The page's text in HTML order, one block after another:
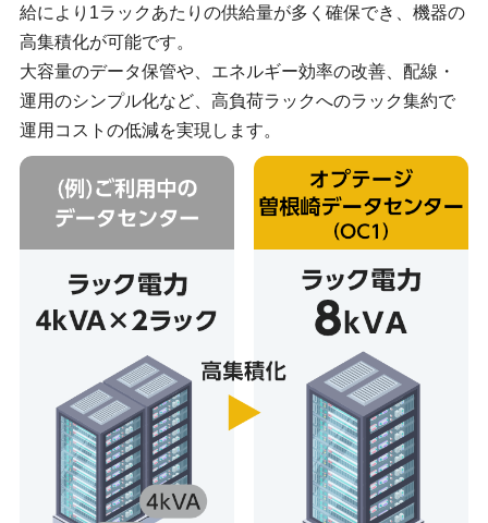
給により1ラックあたりの供給量が多く確保でき、機器の
高集積化が可能です。
大容量のデータ保管や、エネルギー効率の改善、配線・
運用のシンプル化など、高負荷ラックへのラック集約で
運用コストの低減を実現します。